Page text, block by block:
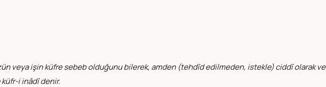
veya işin küfre sebeb olduğunu bilerek, amden (tehdîd edilmeden, istekle) ciddî olarak
i inâdî denir.